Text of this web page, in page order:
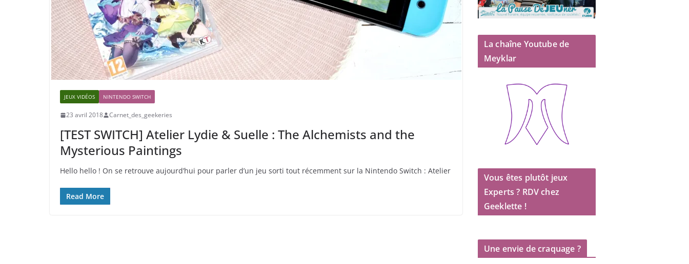
JEUX VIDÉOS NINTENDO SWITCH
23 avril 2018 Carnet_des_geekeries
[TEST SWITCH] Atelier Lydie & Suelle : The Alchemists and the
Mysterious Paintings
Hello hello ! On se retrouve aujourd’hui pour parler d’un jeu sorti tout récemment sur la Nintendo Switch : Atelier
Read More
La chaîne Youtube de
Meyklar
Vous êtes plutôt jeux
Experts ? RDV chez
Geeklette !
Une envie de craquage ?